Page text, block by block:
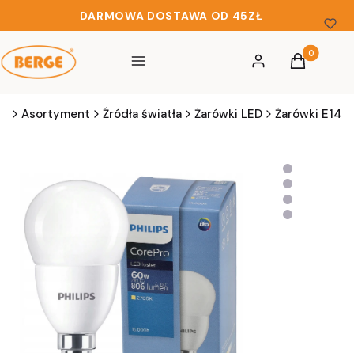
DARMOWA DOSTAWA OD 45ZŁ
Menu Zaloguj sięProdukty
Koszyk
Asortyment Źródła światła Żarówki LED Żarówki E14